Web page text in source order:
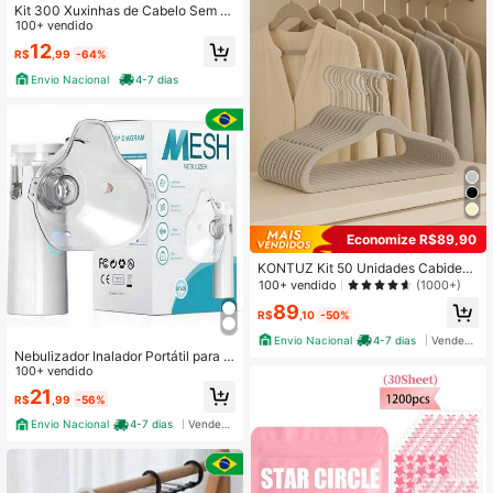
Kit 300 Xuxinhas de Cabelo Sem C
ostura Elásticos Antimarcas Alta Ela
sticidade Macio Resistente Cores S
ortidas Uso Diário Alta Durabilidade
Ajuste Confortável Não Puxa
100+ vendido
R$12 ,99 -64%
Envio Nacional
4-7 dias
Nebulizador Inalador Portátil para C
rianças e Adultos Nebulizador Ultra
ssônico de Baixa Densidade
100+ vendido
R$21 ,99 -56%
Envio Nacional
4-7 dias
Economize R$89,90
KONTUZ Kit 50 Unidades Cabides
Resistente Veludo Antideslizante Ul
100+ vendido (1000+)
R$89 ,10 -50%
Envio Nacional
4-7 dias